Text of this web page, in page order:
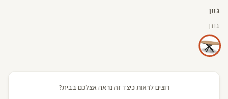
גוון
גוון
רוצים לראות כיצד זה נראה אצלכם בבית?